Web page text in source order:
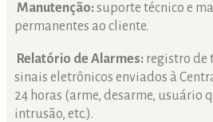
Manutenção:suporte técnico e
permanentes ao cliente.
Relatório de Alarmes: registro de
sinais eletrônicos enviados à
24 horas (arme, desarme, usuário
intrusão, etc.).